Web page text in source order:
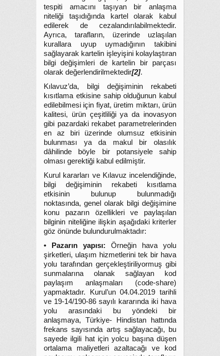
tespiti amacını taşıyan bir anlaşma
niteliği taşıdığında kartel olarak kabul
edilerek de cezalandırılabilmektedir.
Ayrıca, tarafların, üzerinde uzlaşılan
kurallara uyup uymadığının takibini
sağlayarak kartelin işleyişini kolaylaştıran
bilgi değişimleri de kartelin bir parçası
olarak değerlendirilmektedir[2].
Kılavuz’da, bilgi değişiminin rekabeti
kısıtlama etkisine sahip olduğunun kabul
edilebilmesi için fiyat, üretim miktarı, ürün
kalitesi, ürün çeşitliliği ya da inovasyon
gibi pazardaki rekabet parametrelerinden
en az biri üzerinde olumsuz etkisinin
bulunması ya da makul bir olasılık
dâhilinde böyle bir potansiyele sahip
olması gerektiği kabul edilmiştir.
Kurul kararları ve Kılavuz incelendiğinde,
bilgi değişiminin rekabeti kısıtlama
etkisinin bulunup bulunmadığı
noktasında, genel olarak bilgi değişimine
konu pazarın özellikleri ve paylaşılan
bilginin niteliğine ilişkin aşağıdaki kriterler
göz önünde bulundurulmaktadır:
• Pazarın yapısı: Örneğin hava yolu
şirketleri, ulaşım hizmetlerini tek bir hava
yolu tarafından gerçekleştiriliyormuş gibi
sunmalarına olanak sağlayan kod
paylaşım anlaşmaları (code-share)
yapmaktadır. Kurul’un 04.04.2019 tarihli
ve 19-14/190-86 sayılı kararında iki hava
yolu arasındaki bu yöndeki bir
anlaşmaya, Türkiye- Hindistan hattında
frekans sayısında artış sağlayacağı, bu
sayede ilgili hat için yolcu başına düşen
ortalama maliyetleri azaltacağı ve kod